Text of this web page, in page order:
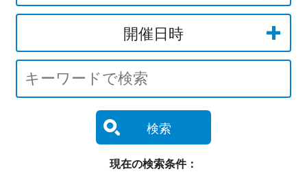
開催日時
検索
現在の検索条件：